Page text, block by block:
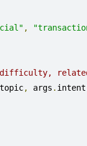
,
difficulty, related
topic, args . intent